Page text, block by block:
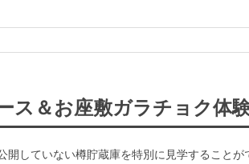
ス＆お座敷ガラチョク体
していない樽貯蔵庫を特別に見学すること